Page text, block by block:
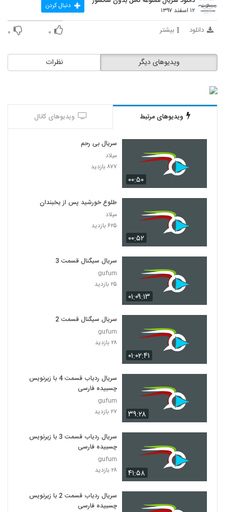
۱۲ اسفند ۱۳۹۷ دنبال کردن
دانلود بیشتر ۰ ۰
نظرات ویدیوهای دیگر
ویدیوهای مرتبط ویدیوهای کانال
۰۰:۵۰
سریال بی رحم
میلاد
۸۷۷ بازدید
۰۰:۵۲
طلوع خورشید پس از یخبندان
میلاد
۶۲۵ بازدید
۰۱:۰۹:۱۳
سریال سیگنال قسمت 3
gufum
۲۵ بازدید
۰۱:۰۲:۴۱
سریال سیگنال قسمت 2
gufum
۲۸ بازدید
۳۹:۲۸
سریال ردیاب قسمت 4 با زیرنویس
چسبیده فارسی
gufum
۲۷ بازدید
۴۱:۵۸
سریال ردیاب قسمت 3 با زیرنویس
چسبیده فارسی
gufum
۲۸ بازدید
سریال ردیاب قسمت 2 با زیرنویس
چسبیده فارسی